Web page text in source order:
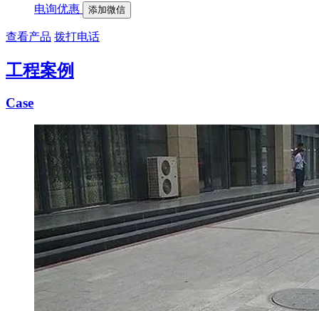
电询优惠
添加微信
查看产品 拨打电话
工程案例
Case